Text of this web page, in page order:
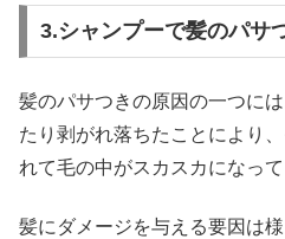
3.シャンプーで髪のパサ
髪のパサつきの原因の一つに
たり剥がれ落ちたことにより
れて毛の中がスカスカになっ
髪にダメージを与える要因は